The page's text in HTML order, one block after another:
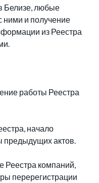
Белизе, любые
ними и получение
из Реестра
работы Реестра
начало
предыдущих актов.
Реестра компаний,
перерегистрации